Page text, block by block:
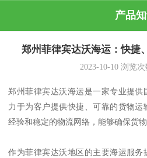
产品
郑州菲律宾达沃海运：快捷
2023-10-10浏览次
郑州菲律宾达沃海运是一家专业提
力于为客户提供快捷、可靠的货物
经验和稳定的物流网络，能够确保货
作为菲律宾达沃地区的主要海运服